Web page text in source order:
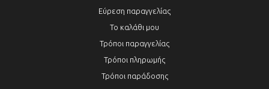
Εύρεση παραγγελίας
Το καλάθι μου
Τρόποι παραγγελίας
Τρόποι πληρωμής
Τρόποι παράδοσης